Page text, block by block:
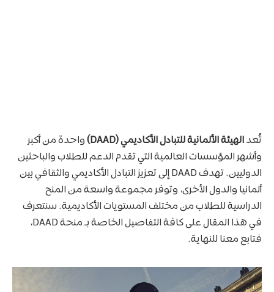
تُعدالهيئة الألمانية للتبادل الأكاديمي (DAAD)
واحدة من أكبر
وأشهر المؤسسات العالمية التي تقدم الدعم للطلاب والباحثين
الدوليين. تهدف DAAD إلى تعزيز التبادل الأكاديمي والثقافي بين
ألمانيا والدول الأخرى، وتوفر مجموعة واسعة من المنح
الدراسية للطلاب من مختلف المستويات الأكاديمية. سنتعرف
في هذا المقال على كافة التفاصيل الخاصة بـ منحة DAAD،
فتابع معنا للنهاية.